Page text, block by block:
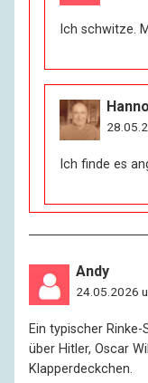
Ich schwitze.
Ich finde es
Andy
24.05.2026
Ein typischer
über Hitler, Oscar
Klapperdeckchen.